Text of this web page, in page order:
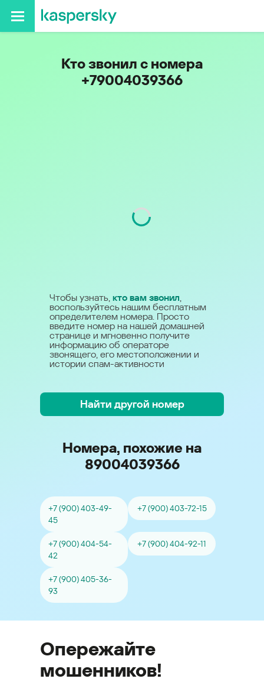
Кто звонил с номера
+79004039366
Чтобы узнать, кто вам звонил,
воспользуйтесь нашим бесплатным
определителем номера. Просто
введите номер на нашей домашней
странице и мгновенно получите
информацию об операторе
звонящего, его местоположении и
истории спам-активности
Найти другой номер
Номера, похожие на
89004039366
+7 (900) 403-49-
45
+7 (900) 403-72-15
+7 (900) 404-54-
42
+7 (900) 404-92-11
+7 (900) 405-36-
93
Опережайте
мошенников!